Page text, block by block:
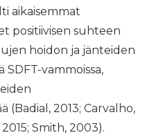
aikaisemmat
positiivisen suhteen
hoidon ja jänteiden
vammoissa,
2013; Carvalho,
Smith, 2003).